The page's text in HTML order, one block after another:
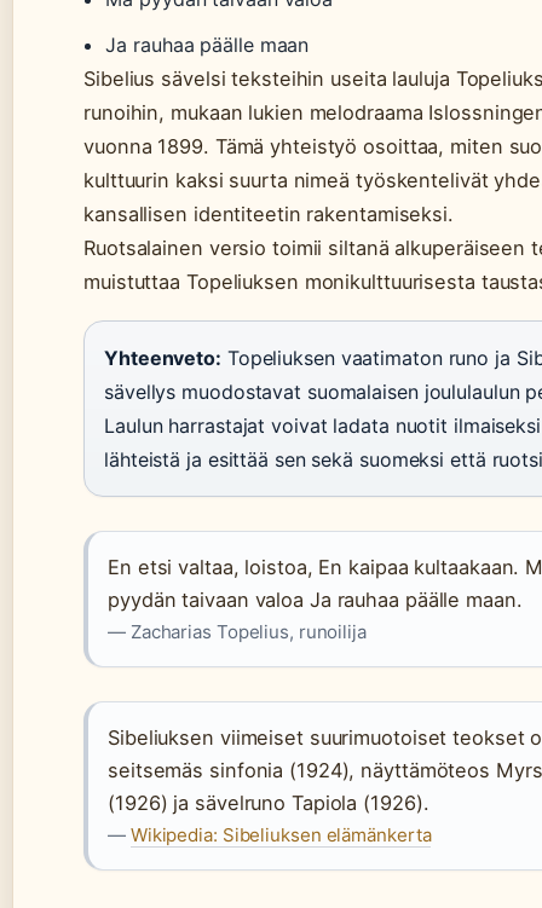
Ja rauhaa päälle maan
Sibelius sävelsi teksteihin useita lauluja
runoihin, mukaan lukien melodraama
vuonna 1899. Tämä yhteistyö osoittaa, miten
kulttuurin kaksi suurta nimeä työskentelivät
kansallisen identiteetin rakentamiseksi.
Ruotsalainen versio toimii siltanä alkuperäiseen
muistuttaa Topeliuksen monikulttuurisesta
Yhteenveto: Topeliuksen vaatimaton runo ja
sävellys muodostavat suomalaisen joululaulun
Laulun harrastajat voivat ladata nuotit
lähteistä ja esittää sen sekä suomeksi että
En etsi valtaa, loistoa, En kaipaa kultaakaan.
pyydän taivaan valoa Ja rauhaa päälle maan.
— Zacharias Topelius, runoilija
Sibeliuksen viimeiset suurimuotoiset teokset
seitsemäs sinfonia (1924), näyttämöteos
(1926) ja sävelruno Tapiola (1926).
— Wikipedia: Sibeliuksen elämänkerta